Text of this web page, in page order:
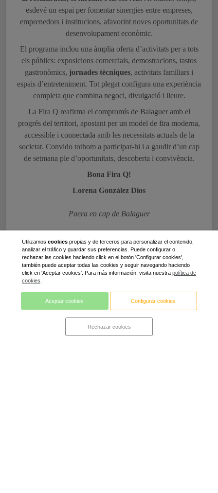
la restauració, el turisme i els serveis. Al mateix temps,
esdevé un espai per fomentar sinergies entre empreses,
emprenedors i institucions, afavorint noves oportunitats de
El programa inclou una àmplia oferta d’activitats per a tots
els públics: exposicions comercials, demostracions, tastos
gastronòmics,jornades tècniques, activitats familiars i
espais d’entreteniment. Tot plegat configura una experiència
La Fira Q reafirma el compromís de Balaguer amb el
progrés del territori, apostant per un model de fira moderna,
accessible i connectada amb les necessitats actuals de la
societat. Convido tothom a participar-hi i a gaudir d’un cap
Utilizamos cookiespropias y de terceros para personalizar el contenido,
analizar el tráfico y guardar sus preferencias. Puede configurar o
rechazar las cookies haciendo click en el botón 'Configurar cookies',
también puede aceptar todas las cookies y seguir navegando haciendo
click en 'Aceptar cookies'. Para más información, visita nuestra política de
cookies
Aceptar cookies Configurar cookies
Rechazar cookies